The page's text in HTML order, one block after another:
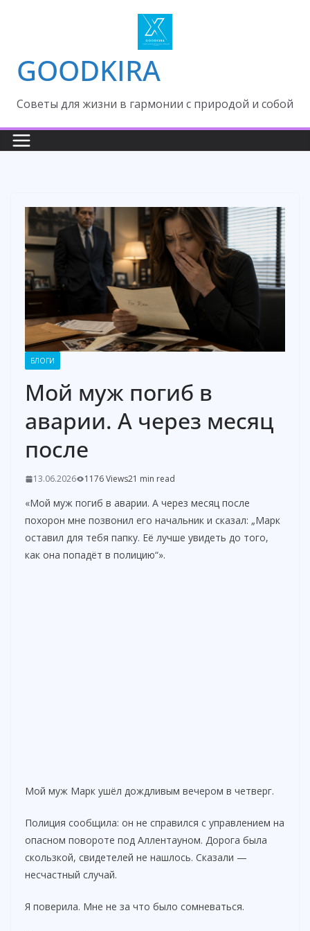
GOODKIRA
Cоветы для жизни в гармонии с природой и собой
БЛОГИ
Мой муж погиб в
аварии. А через месяц
после
13.06.2026 1176 Views21 min read
«Мой муж погиб в аварии. А через месяц после
похорон мне позвонил его начальник и сказал: „Марк
оставил для тебя папку. Её лучше увидеть до того,
как она попадёт в полицию“».
Мой муж Марк ушёл дождливым вечером в четверг.
Полиция сообщила: он не справился с управлением на
опасном повороте под Аллентауном. Дорога была
скользкой, свидетелей не нашлось. Сказали —
несчастный случай.
Я поверила. Мне не за что было сомневаться.